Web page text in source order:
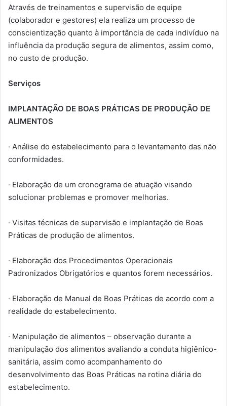
Através de treinamentos e supervisão de equipe
(colaborador e gestores) ela realiza um processo de
conscientização quanto à importância de cada indivíduo na
influência da produção segura de alimentos, assim como,
no custo de produção.
Serviços
IMPLANTAÇÃO DE BOAS PRÁTICAS DE PRODUÇÃO DE
ALIMENTOS
· Análise do estabelecimento para o levantamento das não
conformidades.
· Elaboração de um cronograma de atuação visando
solucionar problemas e promover melhorias.
· Visitas técnicas de supervisão e implantação de Boas
Práticas de produção de alimentos.
· Elaboração dos Procedimentos Operacionais
Padronizados Obrigatórios e quantos forem necessários.
· Elaboração de Manual de Boas Práticas de acordo com a
realidade do estabelecimento.
· Manipulação de alimentos – observação durante a
manipulação dos alimentos avaliando a conduta higiênico-
sanitária, assim como acompanhamento do
desenvolvimento das Boas Práticas na rotina diária do
estabelecimento.